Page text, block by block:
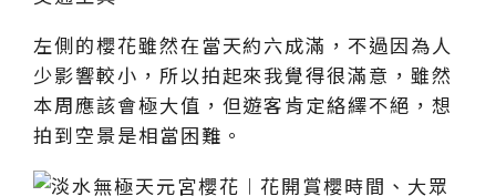
左側的櫻花雖然在當天約六成滿，不過因為人
少影響較小，所以拍起來我覺得很滿意，雖然
本周應該會極大值，但遊客肯定絡繹不絕，想
拍到空景是相當困難。